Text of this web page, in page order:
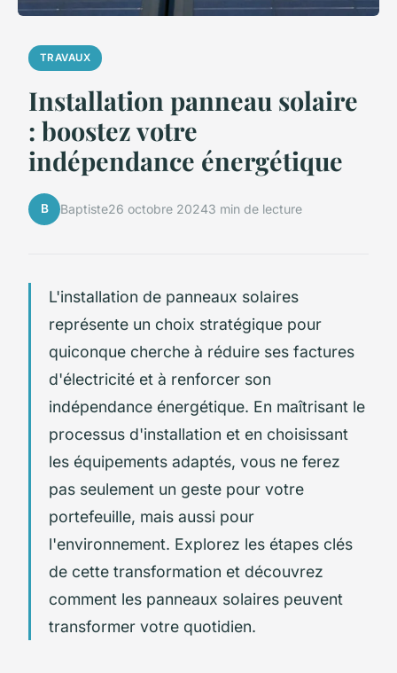
TRAVAUX
Installation panneau solaire
: boostez votre
indépendance énergétique
B Baptiste26 octobre 20243 min de lecture
L'installation de panneaux solaires
représente un choix stratégique pour
quiconque cherche à réduire ses factures
d'électricité et à renforcer son
indépendance énergétique. En maîtrisant le
processus d'installation et en choisissant
les équipements adaptés, vous ne ferez
pas seulement un geste pour votre
portefeuille, mais aussi pour
l'environnement. Explorez les étapes clés
de cette transformation et découvrez
comment les panneaux solaires peuvent
transformer votre quotidien.